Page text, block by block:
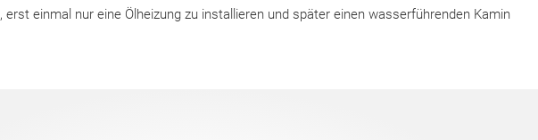
erst einmal nur eine Ölheizung zu installieren und später einen wasserführenden Kamin